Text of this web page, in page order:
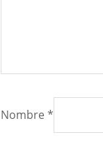
Nombre*